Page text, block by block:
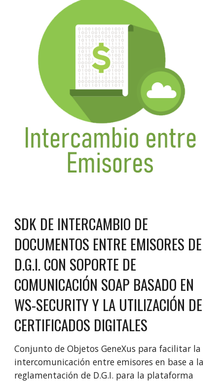
SDK DE INTERCAMBIO DE
DOCUMENTOS ENTRE EMISORES DE
D.G.I. CON SOPORTE DE
COMUNICACIÓN SOAP BASADO EN
WS-SECURITYY LA UTILIZACIÓN DE
CERTIFICADOS DIGITALES
Conjunto de ObjetosGeneXus para facilitar la
intercomunicación entre emisores en base a la
reglamentaciónde D.G.I. para la plataforma